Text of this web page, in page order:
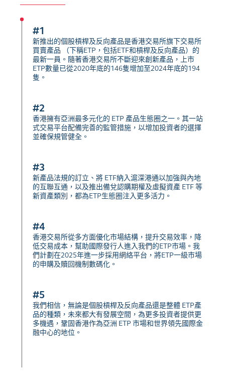
#1
新推出的個股槓桿及反向產品是香港交易所旗下交易所
買賣產品 （下稱ETP，包括ETF和槓桿及反向產品）的
最新一員。隨著香港交易所不斷迎來創新產品，上市
ETP數量已從2020年底的146隻增加至2024年底的194
隻。
#2
香港擁有亞洲最多元化的 ETP 產品生態圈之一。其一站
式交易平台配備完善的監管措施，以增加投資者的選擇
並確保規管健全。
#3
新產品法規的訂立、將 ETF納入滬深港通以加強與內地
的互聯互通，以及推出備兌認購期權及虛擬資產 ETF 等
新資產類別，都為ETP生態圈注入更多活力。
#4
香港交易所從多方面優化市場結構，提升交易效率，降
低交易成本，幫助國際發行人進入我們的ETP市場。我
們計劃在2025年進一步採用網絡平台，將ETP一級市場
的申購及贖回機制數碼化。
#5
我們相信，無論是個股槓桿及反向產品還是整體 ETP產
品的種類，未來都大有發展空間，為更多投資者提供更
多機遇，鞏固香港作為亞洲 ETP 市場和世界領先國際金
融中心的地位。